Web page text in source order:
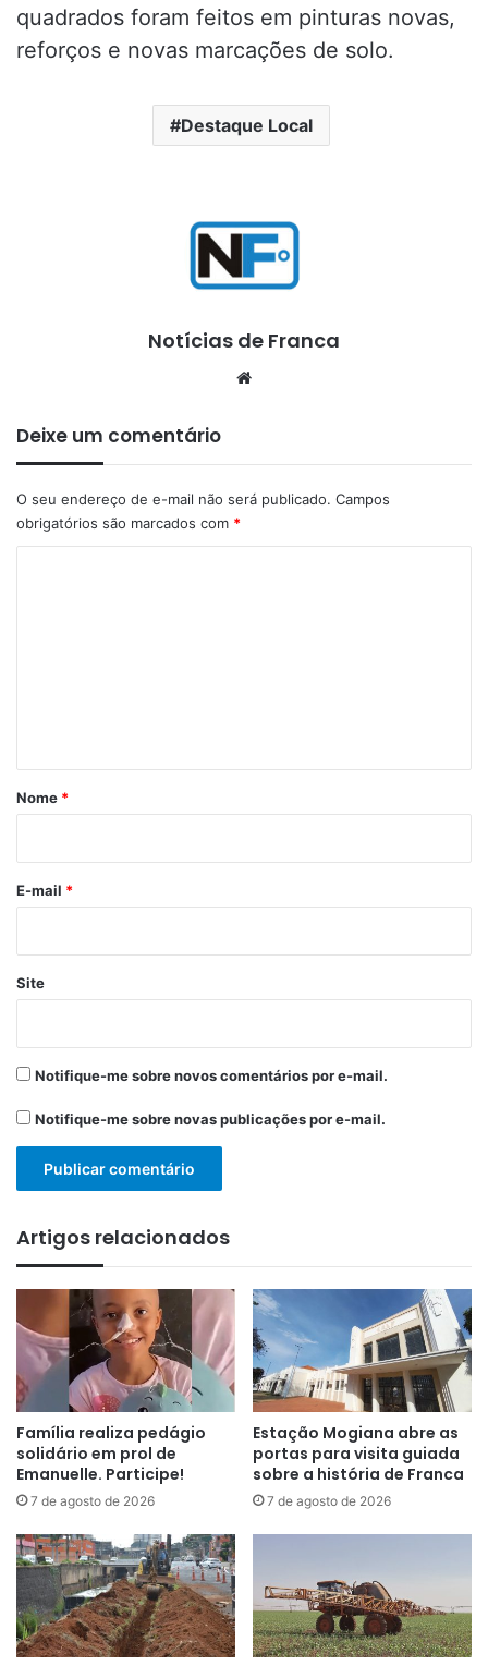
quadrados foram feitos em pinturas novas,
reforços e novas marcações de solo.
Destaque Local
Notícias de Franca
Deixe um comentário
O seu endereço de e-mail não será publicado. Campos
obrigatórios são marcados com *
r
*
Nome *
E-mail *
Site
Notifique-me sobre novos comentários por e-mail.
Notifique-me sobre novas publicações por e-mail.
Artigos relacionados
Família realiza pedágio
solidário em prol de
Emanuelle. Participe!
7 de agosto de 2026
Estação Mogiana abre as
portas para visita guiada
sobre a história de Franca
7 de agosto de 2026